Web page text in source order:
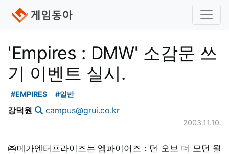
'Empires : DMW' 소감문 쓰
기 이벤트 실시.
#EMPIRES #일반
강덕원 campus@grui.co.kr
2003.11.10.
㈜메가엔터프라이즈는 엠파이어즈 : 던 오브 더 모던 월